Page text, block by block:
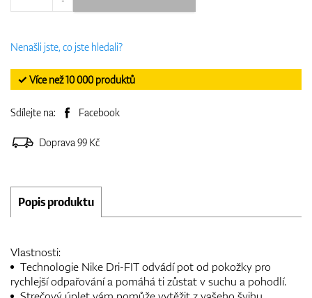
Nenašli jste, co jste hledali?
✓ Více než 10 000 produktů
Sdílejte na: Facebook
Doprava 99 Kč
Popis produktu
Vlastnosti:
Technologie Nike Dri-FIT odvádí pot od pokožky pro
rychlejší odpařování a pomáhá ti zůstat v suchu a pohodlí.